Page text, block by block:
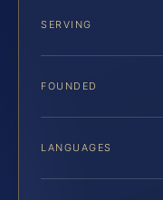
SERVING
FOUNDED
LANGUAGES